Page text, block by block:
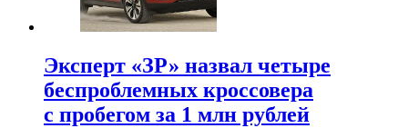
Эксперт «ЗР» назвал четыре
беспроблемных кроссовера
с пробегом за 1 млн рублей